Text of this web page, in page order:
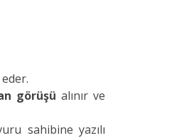
görüşü alınır ve
sahibine yazılı